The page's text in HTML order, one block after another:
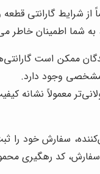
از شرایط گارانتی
شما اطمینان خاطر
ممکن است
مشخصی وجود دارد.
معمولاً نشانه
سفارش خود را
کد رهگیری